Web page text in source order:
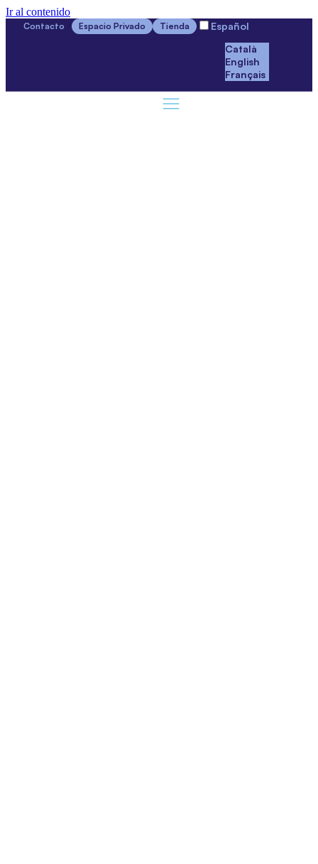
Ir al contenido
Contacto Espacio Privado Tienda
Español
Català
English
Français